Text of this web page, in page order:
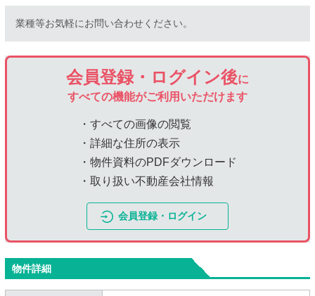
業種等お気軽にお問い合わせください。
会員登録・ログイン後に
すべての機能がご利用いただけます
・すべての画像の閲覧
・詳細な住所の表示
・物件資料のPDFダウンロード
・取り扱い不動産会社情報
会員登録・ログイン
物件詳細